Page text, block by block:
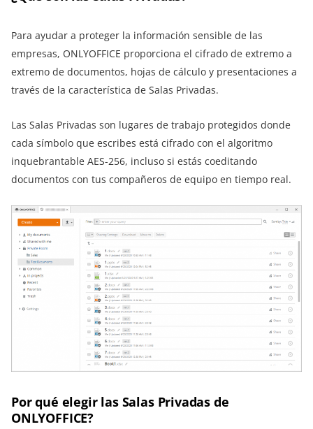
Para ayudar a proteger la información sensible de las
empresas, ONLYOFFICE proporciona el cifrado de extremo a
extremo de documentos, hojas de cálculo y presentaciones a
través de la característica de Salas Privadas.
Las Salas Privadas son lugares de trabajo protegidos donde
cada símbolo que escribes está cifrado con el algoritmo
inquebrantable AES-256, incluso si estás coeditando
documentos con tus compañeros de equipo en tiempo real.
Por qué elegir las Salas Privadas de
ONLYOFFICE?